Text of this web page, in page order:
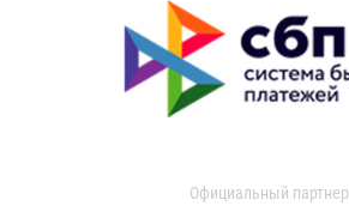
Официальный партнер